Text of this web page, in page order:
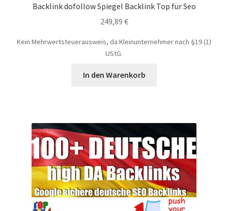
Backlink dofollow Spiegel Backlink Top für Seo
249,89 €
Kein Mehrwertsteuerausweis, da Kleinunternehmer nach §19 (1)
UStG.
In den Warenkorb